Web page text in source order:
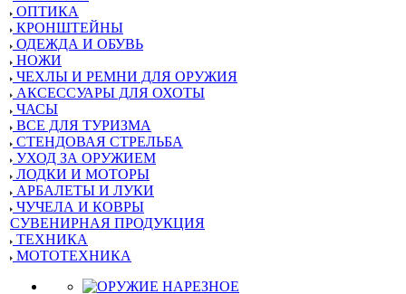
ОПТИКА
КРОНШТЕЙНЫ
ОДЕЖДА И ОБУВЬ
НОЖИ
ЧЕХЛЫ И РЕМНИ ДЛЯ ОРУЖИЯ
АКСЕССУАРЫ ДЛЯ ОХОТЫ
ЧАСЫ
ВСЕ ДЛЯ ТУРИЗМА
СТЕНДОВАЯ СТРЕЛЬБА
УХОД ЗА ОРУЖИЕМ
ЛОДКИ И МОТОРЫ
АРБАЛЕТЫ И ЛУКИ
ЧУЧЕЛА И КОВРЫ
СУВЕНИРНАЯ ПРОДУКЦИЯ
ТЕХНИКА
МОТОТЕХНИКА